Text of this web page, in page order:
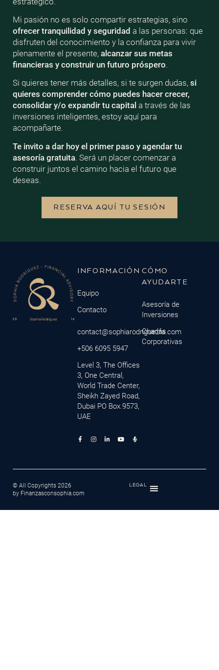
Mi pasión no es solo compartir estrategias, sino
ofrecer tranquilidad y seguridad a las personas: que
disfruten del conocimiento y la confianza para vivir
plenamente el presente, alcanzar sus metas
financieras y construir un futuro próspero.
Si quieres tener más detalles, si te surgen dudas, si
quieres comprender cómo puedes hacer crecer,
consolidar y/o expandir tu capital a través de las
inversiones inteligentes, estoy aquí para
acompañarte.
Te invito a dar hoy el primer paso y agendar tu
asesoría gratuita. Será un placer comenzar a
construir juntos el camino hacia el futuro que
deseas.
RESERVA AQUÍ TU SESIÓN
INFORMACIÓN
Equipo
Contacto
contact@sophiarodriguezfa.com
+506 6095 5947
Level 3, The Offices
3, One Central,
World Trade Center,
Sheikh Zayed Road,
Dubai PO Box.9573,
UAE
CÓMO
AYUDARTE
Asesoría de
Inversiones
Charlas
Corporativas
© All Copyrights 2026
by Finanzasconsophia.com
LEGAL